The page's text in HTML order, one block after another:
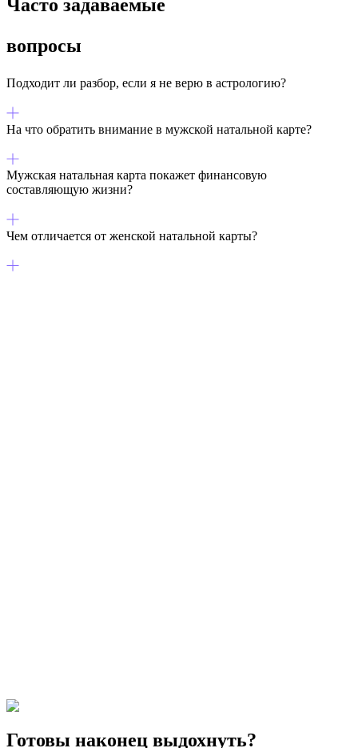
Часто задаваемые
вопросы
Подходит ли разбор, если я не верю в астрологию?
На что обратить внимание в мужской натальной карте?
Мужская натальная карта покажет финансовую
составляющую жизни?
Чем отличается от женской натальной карты?
Готовы наконец выдохнуть?